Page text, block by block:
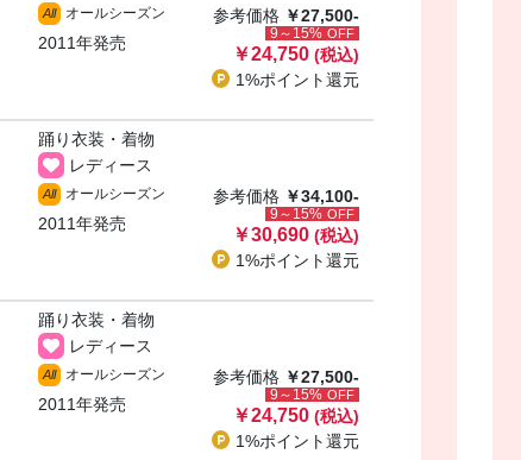
All オールシーズン
2011年発売
参考価格 ￥27,500-
9～15% OFF
￥24,750 (税込)
1%ポイント還元
踊り衣装・着物
レディース
All オールシーズン
2011年発売
参考価格 ￥34,100-
9～15% OFF
￥30,690 (税込)
1%ポイント還元
踊り衣装・着物
レディース
All オールシーズン
2011年発売
参考価格 ￥27,500-
9～15% OFF
￥24,750 (税込)
1%ポイント還元